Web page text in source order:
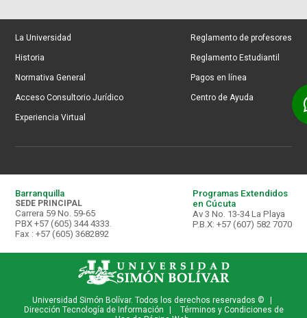
La Universidad
Historia
Normativa General
Acceso Consultorio Jurídico
Experiencia Virtual
Reglamento de profesores
Reglamento Estudiantil
Pagos en línea
Centro de Ayuda
Barranquilla
SEDE PRINCIPAL
Carrera 59 No. 59-65
PBX +57 (605) 344 4333.
Fax : +57 (605) 3682892
Programas Extendidos
en Cúcuta
Av 3 No. 13-34 La Playa
P.B.X: +57 (607) 582 7070
Universidad Simón Bolívar. Todos los derechos reservados ©
|
Dirección Tecnología de Información
|
Términos y Condiciones de